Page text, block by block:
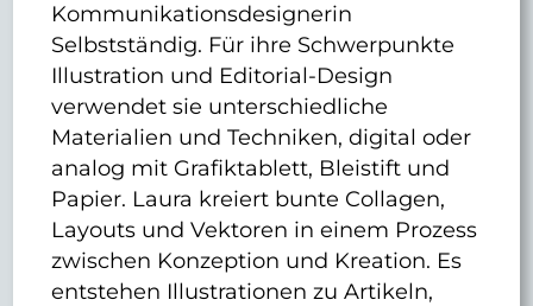
Kommunikationsdesignerin
Selbstständig. Für ihre Schwerpunkte
Illustration und Editorial-Design
verwendet sie unterschiedliche
Materialien und Techniken, digital oder
analog mit Grafiktablett, Bleistift und
Papier. Laura kreiert bunte Collagen,
Layouts und Vektoren in einem Prozess
zwischen Konzeption und Kreation. Es
entstehen Illustrationen zu Artikeln,